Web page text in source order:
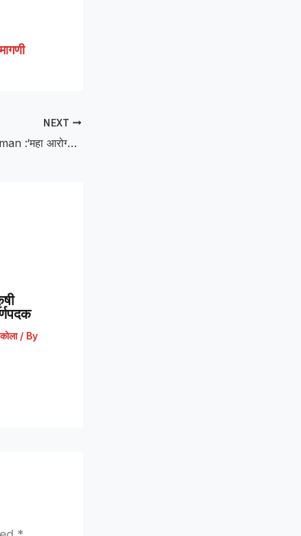
NEXT
Maha Arogya Samman :‘महा आरोग्य सन्मान-2026’ने वैद्यकीय अधीक्षक डॉ. रिज़वाना बेगम खान सन्मानित
/ By